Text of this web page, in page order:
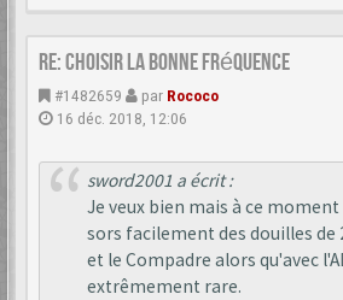
Re: choisir la bonne fréquence
#1482659 par Rococo
16 déc. 2018, 12:06
sword2001 a écrit :
Je veux bien mais à ce
sors facilement des douilles de
et le Compadre alors qu'avec
extrêmement rare.